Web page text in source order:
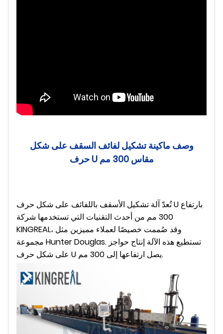
وصف ماكينة تشكيل لفائف السقف على شكل
حرف U مقاس 300 مم
تُعدّ آلة تشكيل الأسقف باللفائف على شكل حرف U بارتفاع
300 مم من أحدث التقنيات التي تستخدمها شركة
KINGREAL، وقد صُممت خصيصًا لعملاء مميزين مثل
مجموعة Hunter Douglas. تستطيع هذه الآلة إنتاج حواجز
على شكل حرف U يصل ارتفاعها إلى 300 مم.